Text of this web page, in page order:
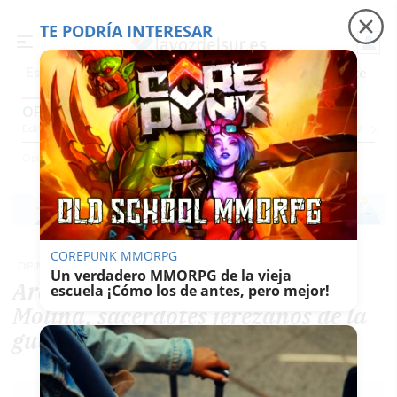
Es noticia Precio luz Padre Coraje Fábrica de botellas
OPINIÓN
EditorialCartas Y VídeosEl Dedo En La LlagaCaspa Un Recién Llegado
Opinión
Arcipreste Corona y Teodoro
Molina, sacerdotes jerezanos de la
guerra civil que no merecen calle
TE PODRÍA INTERESAR
COREPUNK MMORPG
Un verdadero MMORPG de la vieja
escuela ¡Cómo los de antes, pero mejor!